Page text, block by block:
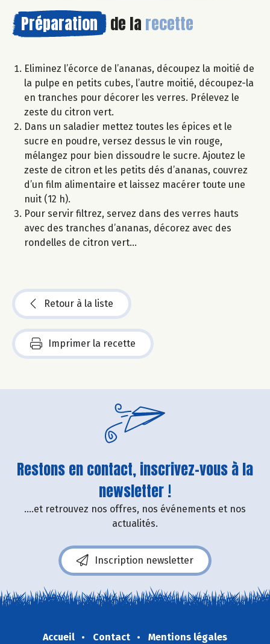
Préparation de la recette
Eliminez l’écorce de l’ananas, découpez la moitié de
la pulpe en petits cubes, l’autre moitié, découpez-la
en tranches pour décorer les verres. Prélevez le
zeste du citron vert.
Dans un saladier mettez toutes les épices et le
sucre en poudre, versez dessus le vin rouge,
mélangez pour bien dissoudre le sucre. Ajoutez le
zeste de citron et les petits dés d’ananas, couvrez
d’un film alimentaire et laissez macérer toute une
nuit (12 h).
Pour servir filtrez, servez dans des verres hauts
avec des tranches d’ananas, décorez avec des
rondelles de citron vert…
Retour à la liste
Imprimer la recette
Restons en contact, inscrivez-vous à la
newsletter !
....et retrouvez nos offres, nos événements et nos
actualités.
Inscription newsletter
Accueil Contact
Mentions légales